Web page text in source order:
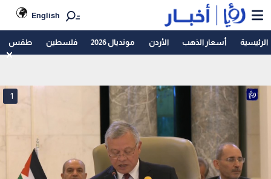
English
الرئيسية أسعار الذهب الأردن مونديال 2026 فلسطين طقس
1